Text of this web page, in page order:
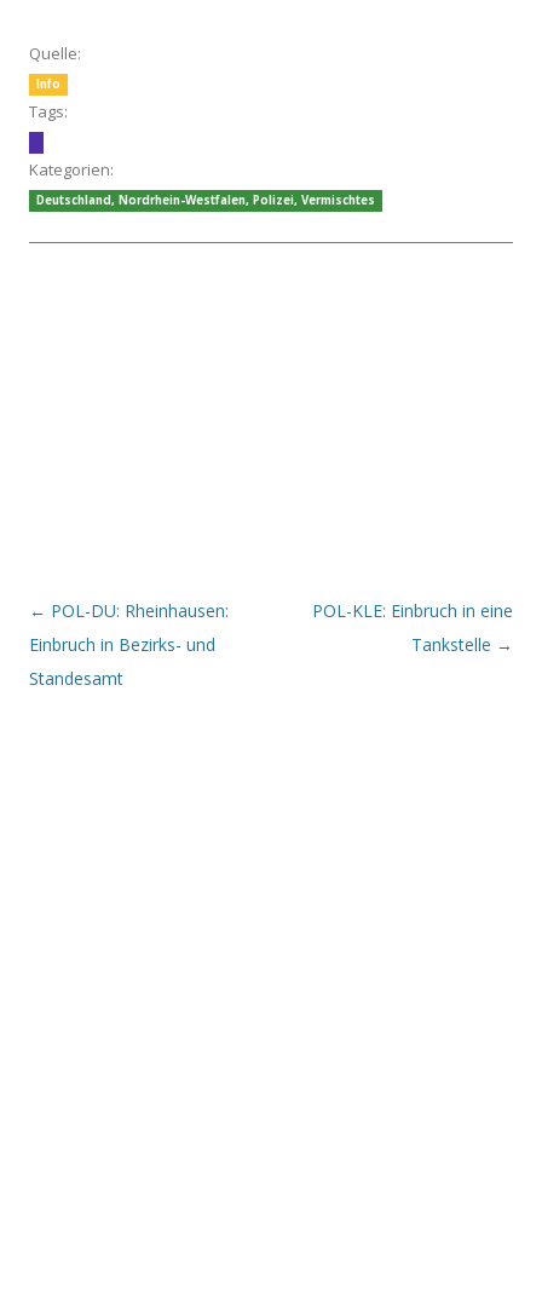
Quelle:
Info
Tags:
Kategorien:
Deutschland, Nordrhein-Westfalen, Polizei, Vermischtes
Beitrags-Navigation
← POL-DU: Rheinhausen:
Einbruch in Bezirks- und
Standesamt
POL-KLE: Einbruch in eine
Tankstelle →